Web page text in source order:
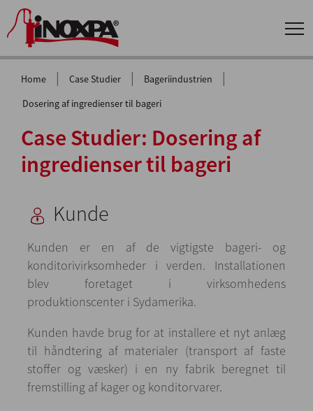
Home | Case Studier | Bageriindustrien |
Dosering af ingredienser til bageri
Case Studier: Dosering af
ingredienser til bageri
Kunde
Kunden er en af de vigtigste bageri- og
konditorivirksomheder i verden. Installationen
blev foretaget i virksomhedens
produktionscenter i Sydamerika.
Kunden havde brug for at installere et nyt anlæg
til håndtering af materialer (transport af faste
stoffer og væsker) i en ny fabrik beregnet til
fremstilling af kager og konditorvarer.